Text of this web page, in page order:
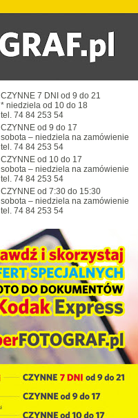
CZYNNE 7 DNI od 9 do 21
* niedziela od 10 do 18
tel. 74 84 253 54
CZYNNE od 9 do 17
sobota – niedziela na zamówienie
tel. 74 84 253 54
CZYNNE od 10 do 17
sobota – niedziela na zamówienie
tel. 74 84 253 54
CZYNNE od 7:30 do 15:30
sobota – niedziela na zamówienie
tel. 74 84 253 54